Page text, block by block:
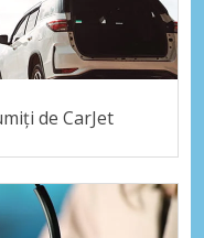
de CarJet